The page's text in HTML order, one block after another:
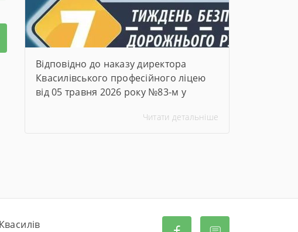
козацьких традицій, командної
роботи […]
Відповідно до наказу директора
Квасилівського професійного ліцею
від 05 травня 2026 року №83-м у
проведено Тиждень безпеки
дорогах, попередження дитячого
Читати детальніше